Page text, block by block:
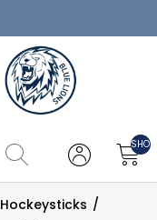
Hockeysticks /